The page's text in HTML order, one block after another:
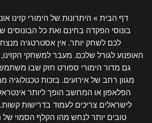
דף הבית » היתרונות של הימורי קזינו
בונוסי הפקדה בחינם ואת כל הבונוסים
לכם לשחק יותר. אין אסטרטגיה
האופנוע לגורל שלכם. מעבר למשחקי הקזינו,
גם מדור הימורי ספורט חזק שבו
מגוון רחב של אירועים. בזכות טכנולוגיה
הפלאפון או המחשב הופך ליותר
לישראלים צריכים לעמוד בדרישות
טובים יותר לנחש מהו הקלף הסמוי